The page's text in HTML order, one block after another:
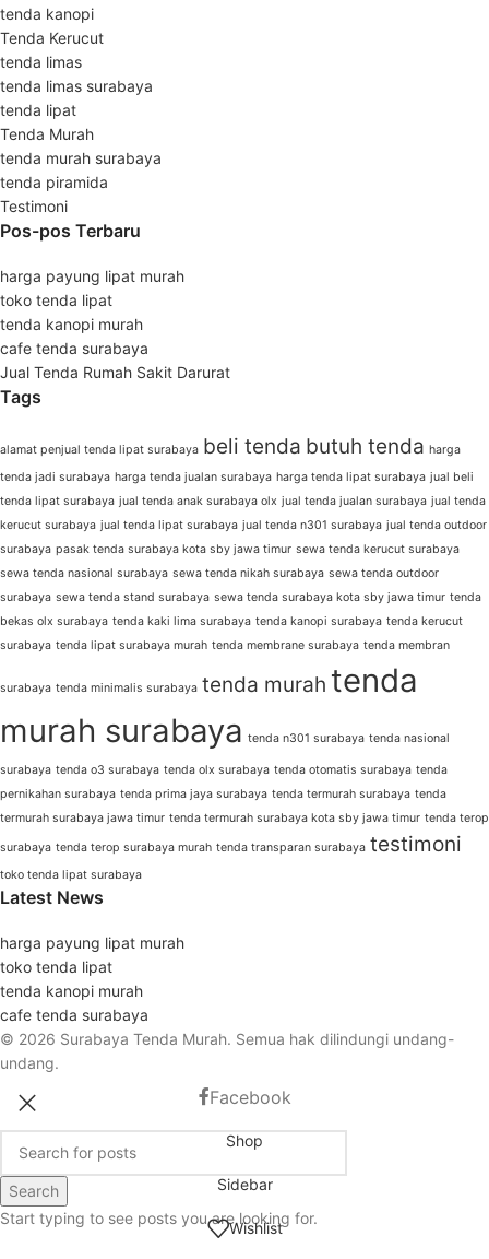
tenda kanopi
Tenda Kerucut
tenda limas
tenda limas surabaya
tenda lipat
Tenda Murah
tenda murah surabaya
tenda piramida
Testimoni
Pos-pos Terbaru
harga payung lipat murah
toko tenda lipat
tenda kanopi murah
cafe tenda surabaya
Jual Tenda Rumah Sakit Darurat
Tags
alamat penjual tenda lipat surabaya beli tenda butuh tenda harga
tenda jadi surabaya harga tenda jualan surabaya harga tenda lipat surabaya jual beli
tenda lipat surabaya jual tenda anak surabaya olx jual tenda jualan surabaya jual tenda
kerucut surabaya jual tenda lipat surabaya jual tenda n301 surabaya jual tenda outdoor
surabaya pasak tenda surabaya kota sby jawa timur sewa tenda kerucut surabaya
sewa tenda nasional surabaya sewa tenda nikah surabaya sewa tenda outdoor
surabaya sewa tenda stand surabaya sewa tenda surabaya kota sby jawa timur tenda
bekas olx surabaya tenda kaki lima surabaya tenda kanopi surabaya tenda kerucut
surabaya tenda lipat surabaya murah tenda membrane surabaya tenda membran
surabaya tenda minimalis surabaya tenda murah tenda
murah surabaya tenda n301 surabaya tenda nasional
surabaya tenda o3 surabaya tenda olx surabaya tenda otomatis surabaya tenda
pernikahan surabaya tenda prima jaya surabaya tenda termurah surabaya tenda
termurah surabaya jawa timur tenda termurah surabaya kota sby jawa timur tenda terop
surabaya tenda terop surabaya murah tenda transparan surabaya testimoni
toko tenda lipat surabaya
Latest News
harga payung lipat murah
toko tenda lipat
tenda kanopi murah
cafe tenda surabaya
© 2026 Surabaya Tenda Murah. Semua hak dilindungi undang-
undang.
Search
Start typing to see posts you are looking for.
Facebook
Shop
Sidebar
Wishlist